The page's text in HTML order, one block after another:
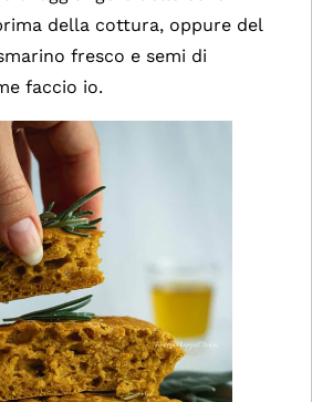
della cottura, oppure del
fresco e semi di
faccio io.